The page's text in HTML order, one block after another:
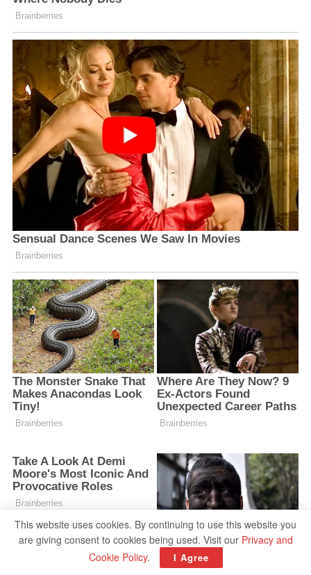
This website uses cookies. By continuing to use this website you
are giving consent to cookies being used. Visit our Privacy and
Cookie Policy. I Agree